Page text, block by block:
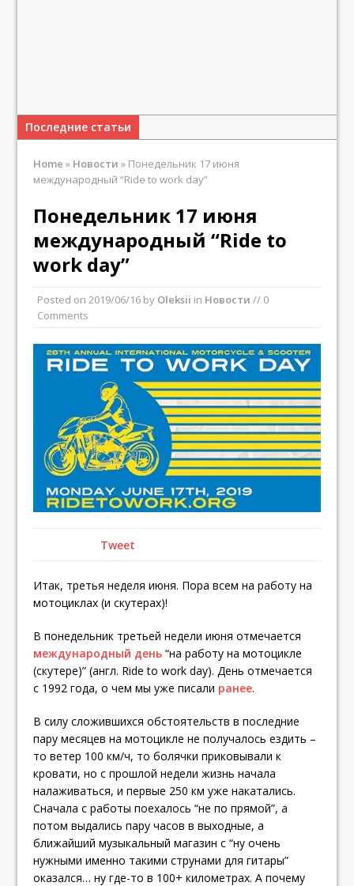
Последние статьи
Home » Новости » Понедельник 17 июня
международный “Ride to work day”
Понедельник 17 июня
международный “Ride to
work day”
Posted on 2019/06/16 by Oleksii in Новости // 0
Comments
Tweet
Итак, третья неделя июня. Пора всем на работу на
мотоциклах (и скутерах)!
В понедельник третьей недели июня отмечается
международный день “на работу на мотоцикле
(скутере)” (англ. Ride to work day). День отмечается
с 1992 года, о чем мы уже писали ранее.
В силу сложившихся обстоятельств в последние
пару месяцев на мотоцикле не получалось ездить –
то ветер 100 км/ч, то болячки приковывали к
кровати, но с прошлой недели жизнь начала
налаживаться, и первые 250 км уже накатались.
Сначала с работы поехалось “не по прямой”, а
потом выдались пару часов в выходные, а
ближайший музыкальный магазин с “ну очень
нужными именно такими струнами для гитары”
оказался… ну где-то в 100+ километрах. А почему